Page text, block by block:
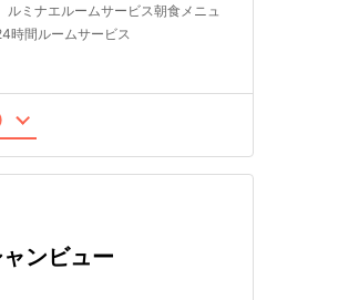
ルミナエルームサービス朝食メニュ
時間ルームサービス
ンビュー